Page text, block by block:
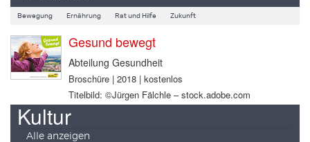
Bewegung Ernährung Rat und Hilfe Zukunft
Gesund bewegt
Abteilung Gesundheit
Broschüre | 2018 | kostenlos
Titelbild: ©Jürgen Fälchle – stock.adobe.com
Kultur
Alle anzeigen